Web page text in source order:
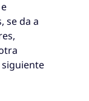
se da a